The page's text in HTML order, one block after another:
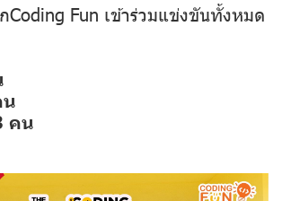
Coding Fun เข้าร่วมแข่งขันทั้งหมด
คน